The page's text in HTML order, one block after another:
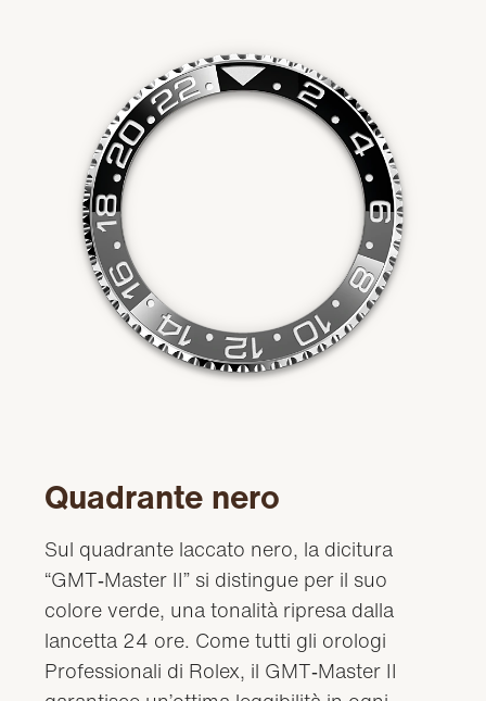
Quadrante nero
Sul quadrante laccato nero, la dicitura
“GMT‑Master II” si distingue per il suo
colore verde, una tonalità ripresa dalla
lancetta 24 ore. Come tutti gli orologi
Professionali di Rolex, il GMT‑Master II